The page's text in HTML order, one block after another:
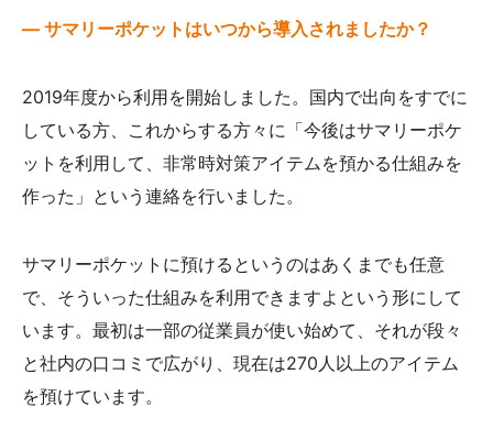
— サマリーポケットはいつから導入されましたか？
2019年度から利用を開始しました。国内で出向をすでに
している方、これからする方々に「今後はサマリーポケ
ットを利用して、非常時対策アイテムを預かる仕組みを
作った」という連絡を行いました。
サマリーポケットに預けるというのはあくまでも任意
で、そういった仕組みを利用できますよという形にして
います。最初は一部の従業員が使い始めて、それが段々
と社内の口コミで広がり、現在は270人以上のアイテム
を預けています。